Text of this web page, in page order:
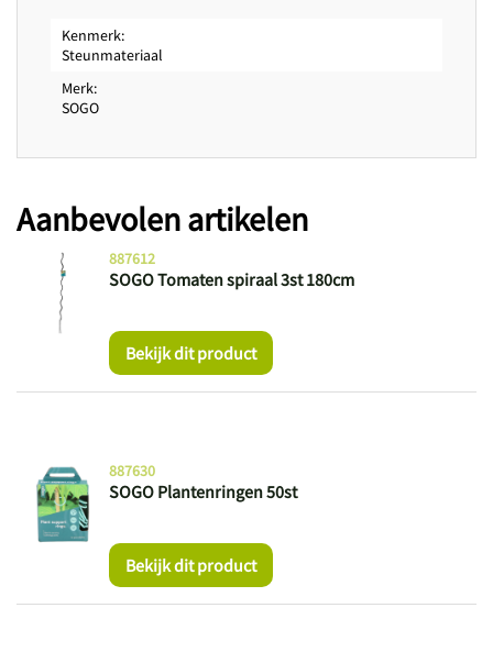
Kenmerk
Steunmateriaal
Merk
SOGO
Aanbevolen artikelen
SOGO Tomaten spiraal 3st 180cm
887612
Bekijk dit product
SOGO Plantenringen 50st
887630
Bekijk dit product